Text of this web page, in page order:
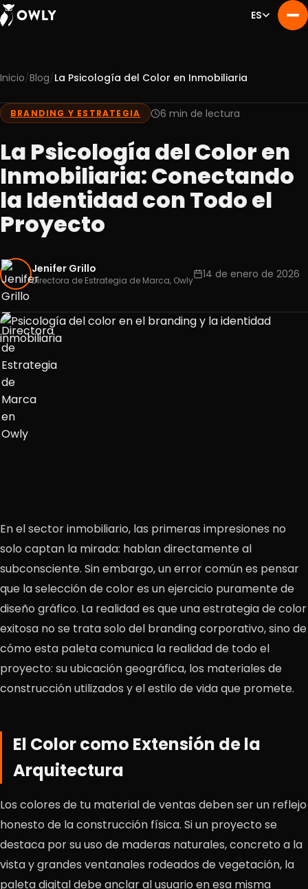
ES
Nosotros
02 Servicios
Portafolio
Experiencia
05 Blog
06 Contacto
Inicio/Blog/La Psicología del Color en Inmobiliaria
BRANDING Y ESTRATEGIA 6 min de lectura
La Psicología del Color en
Inmobiliaria: Conectando
la Identidad con Todo el
Proyecto
Jenifer Grillo
Directora de Estrategia de Marca, Owly 14 de enero de 2026
En el sector inmobiliario, las primeras impresiones no
solo captan la mirada: hablan directamente al
subconsciente. Sin embargo, un error común es pensar
que la selección de color es un ejercicio puramente de
diseño gráfico. La realidad es que una estrategia de color
exitosa no se trata solo del branding corporativo, sino de
cómo esta paleta comunica la realidad de todo el
proyecto: su ubicación geográfica, los materiales de
construcción utilizados y el estilo de vida que promete.
El Color como Extensión de la
Arquitectura
Los colores de tu material de ventas deben ser un reflejo
honesto de la construcción física. Si un proyecto se
destaca por su uso de maderas naturales, concreto a la
vista y grandes ventanales rodeados de vegetación, la
paleta digital debe anclar al usuario en esa misma